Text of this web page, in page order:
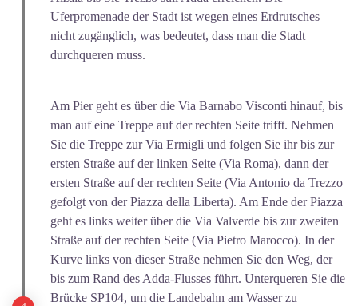
Uferpromenade der Stadt ist wegen eines Erdrutsches
nicht zugänglich, was bedeutet, dass man die Stadt
durchqueren muss.
Am Pier geht es über die Via Barnabo Visconti hinauf, bis
man auf eine Treppe auf der rechten Seite trifft. Nehmen
Sie die Treppe zur Via Ermigli und folgen Sie ihr bis zur
ersten Straße auf der linken Seite (Via Roma), dann der
ersten Straße auf der rechten Seite (Via Antonio da Trezzo
gefolgt von der Piazza della Liberta). Am Ende der Piazza
geht es links weiter über die Via Valverde bis zur zweiten
Straße auf der rechten Seite (Via Pietro Marocco). In der
Kurve links von dieser Straße nehmen Sie den Weg, der
bis zum Rand des Adda-Flusses führt. Unterqueren Sie die
Brücke SP104, um die Landebahn am Wasser zu